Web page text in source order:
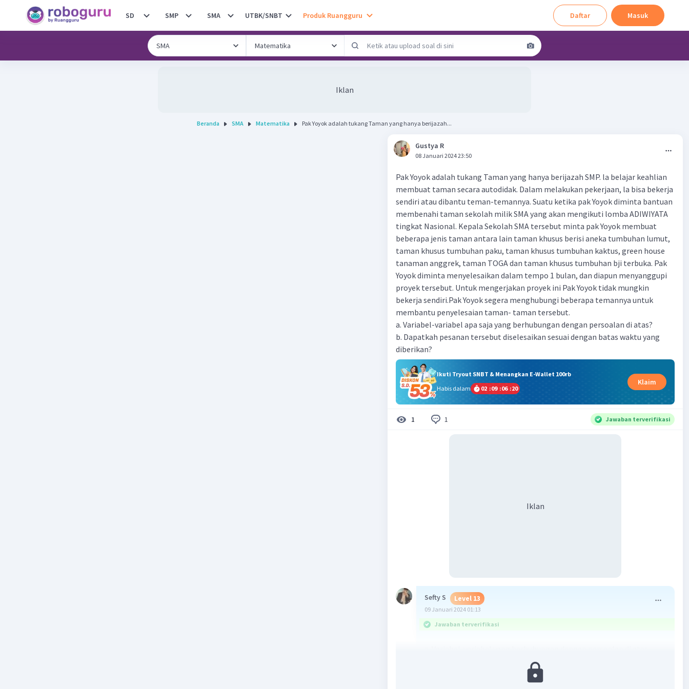
SD SMP SMA UTBK/SNBT Produk Ruangguru Daftar Masuk
Iklan
Beranda SMA Matematika Pak Yoyok adalah tukang Taman yang hanya berijazah...
Gustya R
08 Januari 2024 23:50
Pak Yoyok adalah tukang Taman yang hanya berijazah SMP. la belajar keahlian
membuat taman secara autodidak. Dalam melakukan pekerjaan, la bisa bekerja
sendiri atau dibantu teman-temannya. Suatu ketika pak Yoyok diminta bantuan
membenahi taman sekolah milik SMA yang akan mengikuti lomba ADIWIYATA
tingkat Nasional. Kepala Sekolah SMA tersebut minta pak Yoyok membuat
beberapa jenis taman antara lain taman khusus berisi aneka tumbuhan lumut,
taman khusus tumbuhan paku, taman khusus tumbuhan kaktus, green house
tanaman anggrek, taman TOGA dan taman khusus tumbuhan bji terbuka. Pak
Yoyok diminta menyelesaikan dalam tempo 1 bulan, dan diapun menyanggupi
proyek tersebut. Untuk mengerjakan proyek ini Pak Yoyok tidak mungkin
bekerja sendiri.Pak Yoyok segera menghubungi beberapa temannya untuk
membantu penyelesaian taman- taman tersebut.
a. Variabel-variabel apa saja yang berhubungan dengan persoalan di atas?
b. Dapatkah pesanan tersebut diselesaikan sesuai dengan batas waktu yang
diberikan?
Ikuti Tryout SNBT & Menangkan E-Wallet 100rb
Habis dalam
02 :09 :06 :19
Klaim
1 1 Jawaban terverifikasi
Iklan
Sefty S Level 13
09 Januari 2024 01:13
Jawaban terverifikasi
- Keterampilan dan keahlian Pak Yoyok dalam membuat taman.
- Jumlah dan keterampilan teman-teman yang membantu.